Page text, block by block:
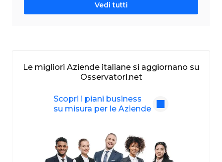
Vedi tutti
Le migliori Aziende italiane si aggiornano su
Osservatori.net
Scopri i piani business
su misura per le Aziende